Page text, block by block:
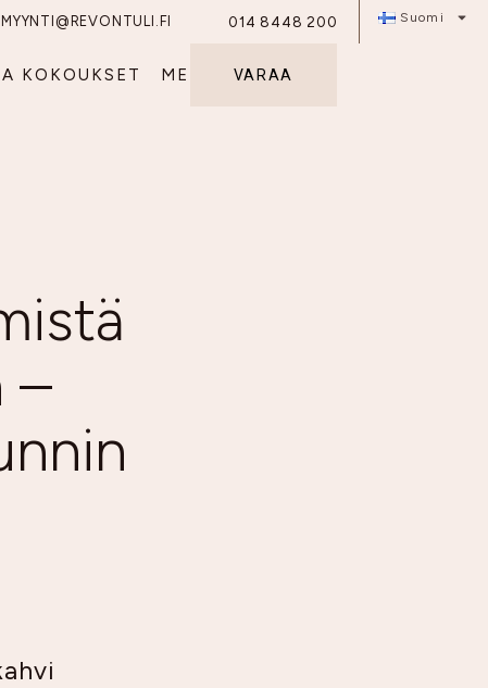
Suomi
014 8448 200
MYYNTI@REVONTULI.FI
KOKOUKSET ME VARAA
–